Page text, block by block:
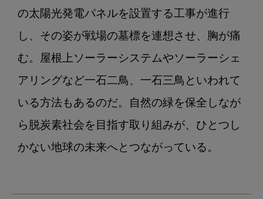
の太陽光発電パネルを設置する工事が進行
し、その姿が戦場の墓標を連想させ、胸が痛
む。屋根上ソーラーシステムやソーラーシェ
アリングなど一石二鳥、一石三鳥といわれて
いる方法もあるのだ。自然の緑を保全しなが
ら脱炭素社会を目指す取り組みが、ひとつし